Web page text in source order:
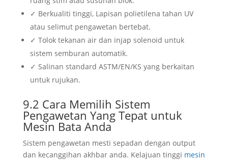
✓ Berkualiti tinggi, Lapisan polietilena tahan UV
atau selimut pengawetan bertebat.
✓ Tolok tekanan air dan injap solenoid untuk
sistem semburan automatik.
✓ Salinan standard ASTM/EN/KS yang berkaitan
untuk rujukan.
9.2 Cara Memilih Sistem
Pengawetan Yang Tepat untuk
Mesin Bata Anda
Sistem pengawetan mesti sepadan dengan output
dan kecanggihan akhbar anda. Kelajuan tinggi mesin